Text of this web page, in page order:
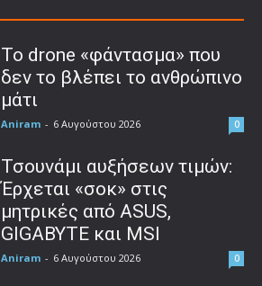
Το drone «φάντασμα» που
δεν το βλέπει το ανθρώπινο
μάτι
Aniram - 6 Αυγούστου 2026 0
Τσουνάμι αυξήσεων τιμών:
Έρχεται «σοκ» στις
μητρικές από ASUS,
GIGABYTE και MSI
Aniram - 6 Αυγούστου 2026 0